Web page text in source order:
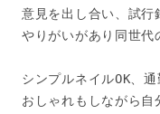
意見を出し合い、試行
やりがいがあり同世代
シンプルネイルOK、
おしゃれもしながら自